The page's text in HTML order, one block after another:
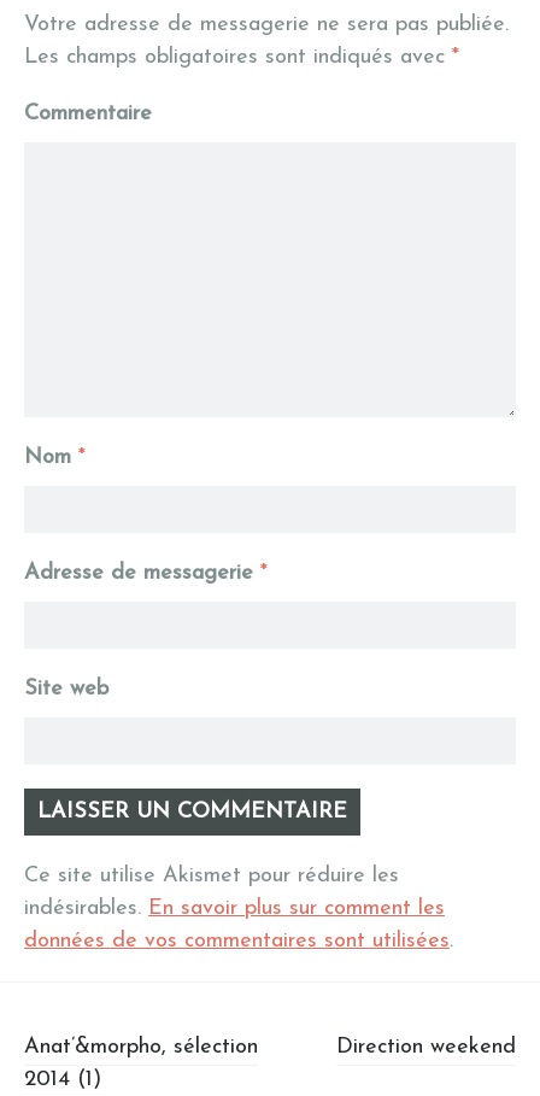
Votre adresse de messagerie ne sera pas publiée.
Les champs obligatoires sont indiqués avec *
Commentaire
Nom *
Adresse de messagerie *
Site web
Ce site utilise Akismet pour réduire les
indésirables. En savoir plus sur comment les
données de vos commentaires sont utilisées.
Post navigation
Anat’&morpho, sélection
2014 (1)
Direction weekend